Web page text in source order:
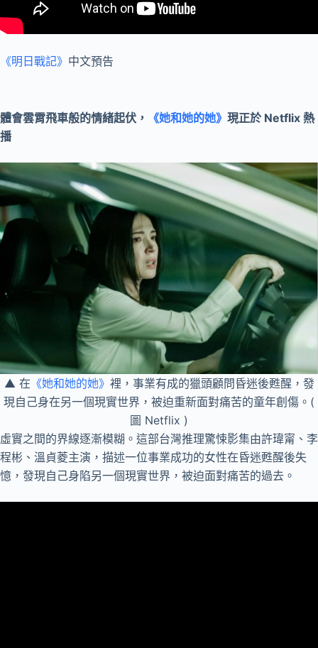
《明日戰記》 中文預告
體會雲霄飛車般的情緒起伏， 《她和她的她》 現正於 Netflix 熱
播
▲ 在 《她和她的她》 裡，事業有成的獵頭顧問昏迷後甦醒，發
現自己身在另一個現實世界，被迫重新面對痛苦的童年創傷。(
圖 Netflix )
虛實之間的界線逐漸模糊。這部台灣推理驚悚影集由許瑋甯、李
程彬、溫貞菱主演，描述一位事業成功的女性在昏迷甦醒後失
憶，發現自己身陷另一個現實世界，被迫面對痛苦的過去。